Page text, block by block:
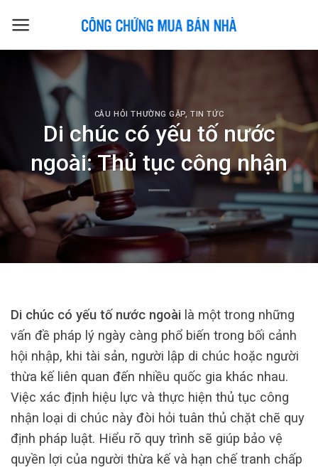
CÂU HỎI THƯỜNG GẶP,TIN TỨC
Di chúc có yếu tố nước
ngoài: Thủ tục công nhận
Di chúc có yếu tố nước ngoài là một trong những
vấn đề pháp lý ngày càng phổ biến trong bối cảnh
hội nhập, khi tài sản, người lập di chúc hoặc người
thừa kế liên quan đến nhiều quốc gia khác nhau.
Việc xác định hiệu lực và thực hiện thủ tục công
nhận loại di chúc này đòi hỏi tuân thủ chặt chẽ quy
định pháp luật. Hiểu rõ quy trình sẽ giúp bảo vệ
quyền lợi của người thừa kế và hạn chế tranh chấp